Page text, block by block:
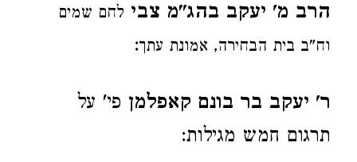
הרב מ' יעקב בהג"מ צבי לחם שמים
וח"ב בית הבחירה, אמונת עתך:
ר' יעקב בר בונם קאפלמן פי' על
תרגום חמש מגילות: